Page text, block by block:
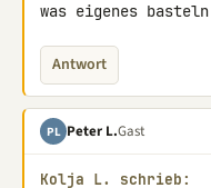
was eigenes
Antwort
PL Peter L.Gast
Kolja L. schrieb: